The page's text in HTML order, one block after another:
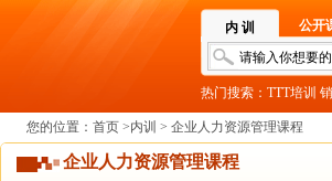
内 训 公开
热门搜索： TTT培训
您的位置： 首页 >内训 > 企业人力资源管理课程
企业人力资源管理课程